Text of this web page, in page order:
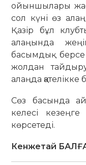
ойыншылары
сол күні өз
Қазір бұл
алаңында
басымдық
жолдан
алаңда
Сөз басында
келесі
көрсетеді.
Кенжетай